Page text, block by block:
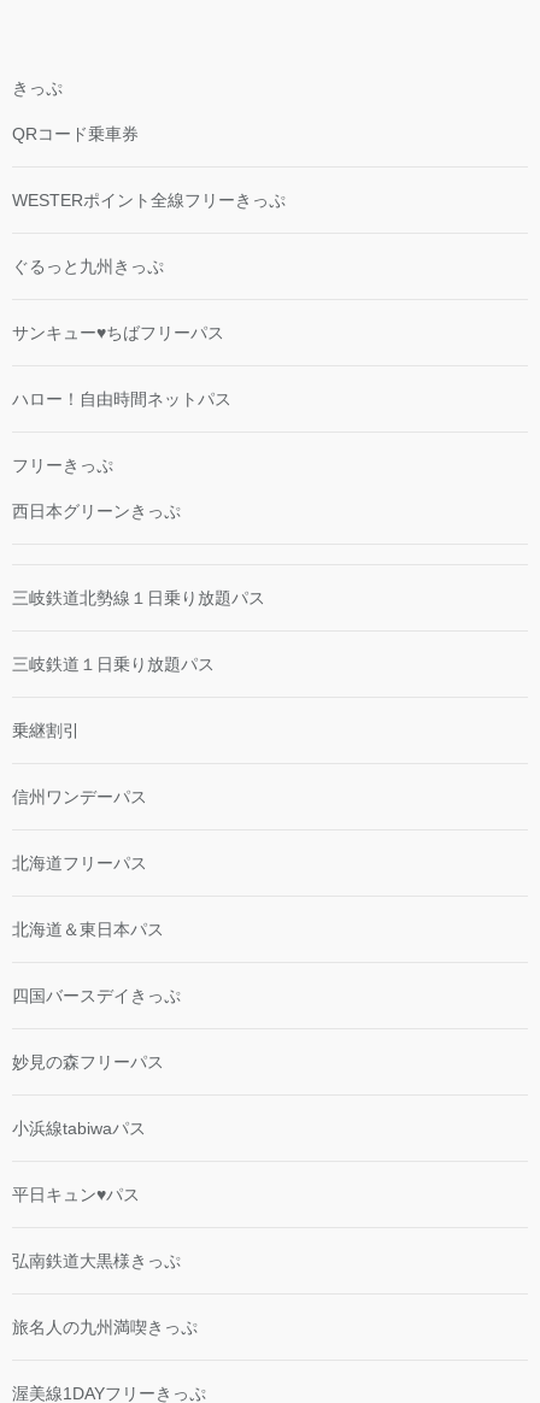
きっぷ
QRコード乗車券
WESTERポイント全線フリーきっぷ
ぐるっと九州きっぷ
サンキュー♥ちばフリーパス
ハロー！自由時間ネットパス
フリーきっぷ
西日本グリーンきっぷ
三岐鉄道北勢線１日乗り放題パス
三岐鉄道１日乗り放題パス
乗継割引
信州ワンデーパス
北海道フリーパス
北海道＆東日本パス
四国バースデイきっぷ
妙見の森フリーパス
小浜線tabiwaパス
平日キュン♥パス
弘南鉄道大黒様きっぷ
旅名人の九州満喫きっぷ
渥美線1DAYフリーきっぷ